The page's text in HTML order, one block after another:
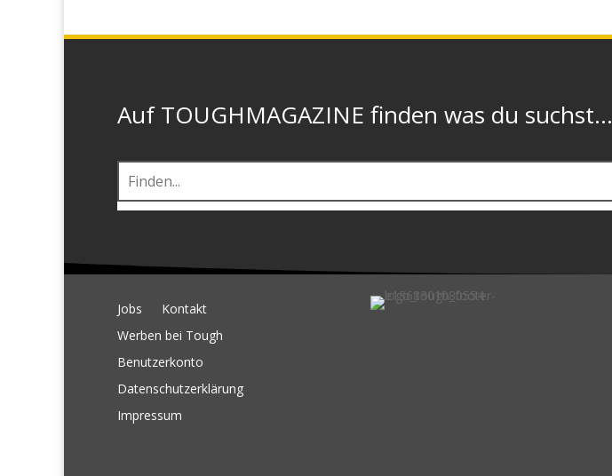
Auf TOUGHMAGAZINE finden was du suchst...
Jobs
Kontakt
Werben bei Tough
Benutzerkonto
Datenschutzerklärung
Impressum